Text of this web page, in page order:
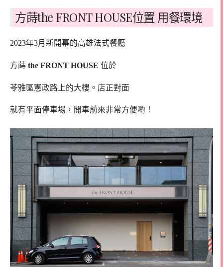
方蒔the FRONT HOUSE位置 用餐環境
2023年3月新開幕的高雄法式餐廳
方蒔 the FRONT HOUSE 位於
苓雅區憲政路上的大樓。店正對面
就有平面停車場，開車前來非常方便喲！